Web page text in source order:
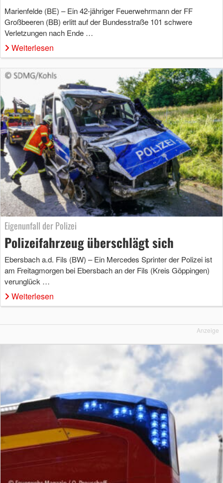
Marienfelde (BE) – Ein 42-jähriger Feuerwehrmann der FF
Großbeeren (BB) erlitt auf der Bundesstraße 101 schwere
Verletzungen nach Ende …
Weiterlesen
Eigenunfall der Polizei
Polizeifahrzeug überschlägt sich
Ebersbach a.d. Fils (BW) – Ein Mercedes Sprinter der Polizei ist
am Freitagmorgen bei Ebersbach an der Fils (Kreis Göppingen)
verunglück …
Weiterlesen
Anzeige